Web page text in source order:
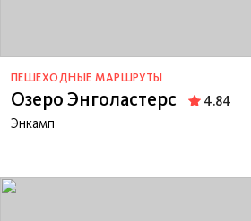
ПЕШЕХОДНЫЕ МАРШРУТЫ
Озеро Энголастерс
4.84
Энкамп